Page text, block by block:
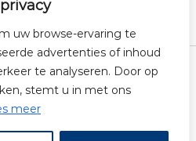
uw browse-ervaring te
advertenties of inhoud
te analyseren. Door op
stemt u in met ons
meer